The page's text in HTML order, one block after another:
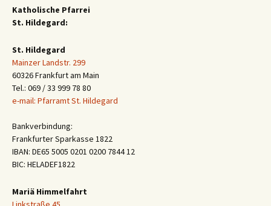
Katholische Pfarrei
St. Hildegard:
St. Hildegard
Mainzer Landstr. 299
60326 Frankfurt am Main
Tel.: 069 / 33 999 78 80
e-mail: Pfarramt St. Hildegard
Bankverbindung:
Frankfurter Sparkasse 1822
IBAN: DE65 5005 0201 0200 7844 12
BIC: HELADEF1822
Mariä Himmelfahrt